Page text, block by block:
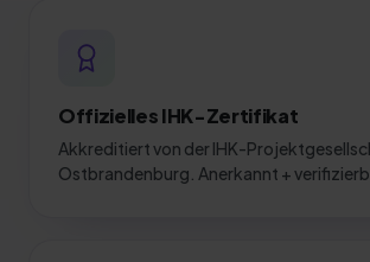
Offizielles IHK-Zertifikat
Akkreditiert von der IHK-
Ostbrandenburg. Anerkannt +